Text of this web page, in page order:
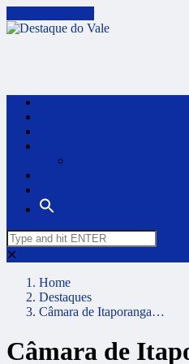
✕
Home
Destaques
Câmara de Itaporanga…
Câmara de